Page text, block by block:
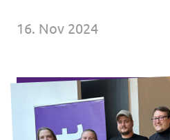
Mache bei uns mit!
16. Nov 2024